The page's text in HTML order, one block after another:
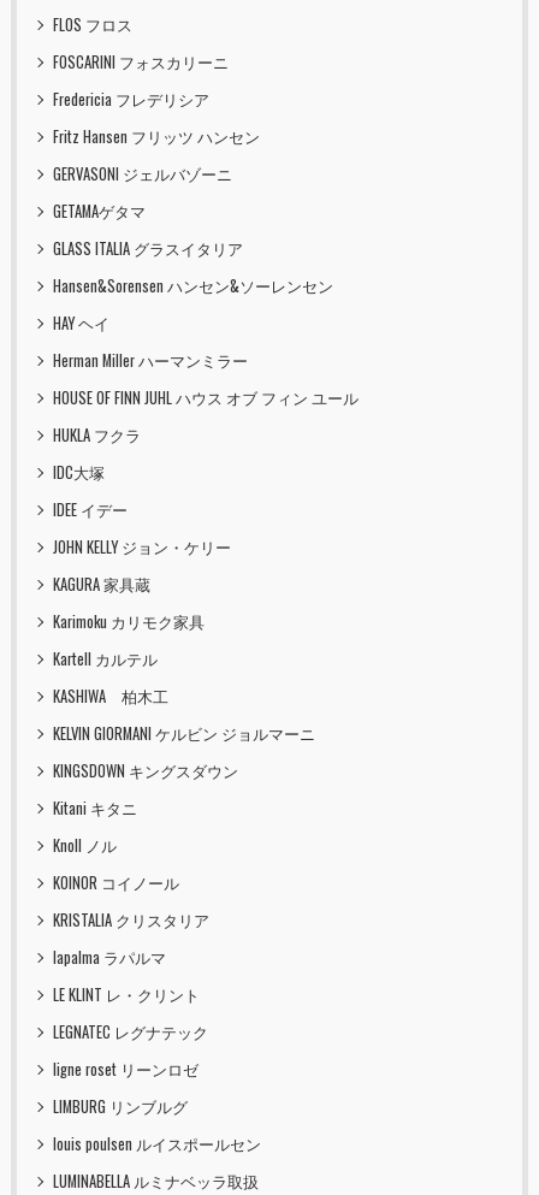
FLOS フロス
FOSCARINI フォスカリーニ
Fredericia フレデリシア
Fritz Hansen フリッツ ハンセン
GERVASONI ジェルバゾーニ
GETAMAゲタマ
GLASS ITALIA グラスイタリア
Hansen&Sorensen ハンセン&ソーレンセン
HAY ヘイ
Herman Miller ハーマンミラー
HOUSE OF FINN JUHL ハウス オブ フィン ユール
HUKLA フクラ
IDC大塚
IDEE イデー
JOHN KELLY ジョン・ケリー
KAGURA 家具蔵
Karimoku カリモク家具
Kartell カルテル
KASHIWA 柏木工
KELVIN GIORMANI ケルビン ジョルマーニ
KINGSDOWN キングスダウン
Kitani キタニ
Knoll ノル
KOINOR コイノール
KRISTALIA クリスタリア
lapalma ラパルマ
LE KLINT レ・クリント
LEGNATEC レグナテック
ligne roset リーンロゼ
LIMBURG リンブルグ
louis poulsen ルイスポールセン
LUMINABELLA ルミナベッラ取扱